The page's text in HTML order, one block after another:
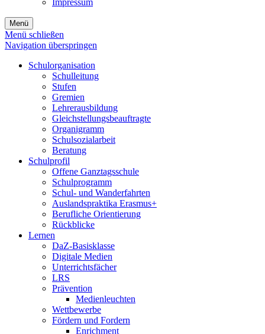
Impressum
Menü
Menü schließen
Navigation überspringen
Schulorganisation
Schulleitung
Stufen
Gremien
Lehrerausbildung
Gleichstellungsbeauftragte
Organigramm
Schulsozialarbeit
Beratung
Schulprofil
Offene Ganztagsschule
Schulprogramm
Schul- und Wanderfahrten
Auslandspraktika Erasmus+
Berufliche Orientierung
Rückblicke
Lernen
DaZ-Basisklasse
Digitale Medien
Unterrichtsfächer
LRS
Prävention
Medienleuchten
Wettbewerbe
Fördern und Fordern
Enrichment